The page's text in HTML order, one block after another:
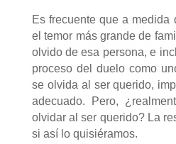
Es frecuente que a medida
el temor más grande de
olvido de esa persona, e
proceso del duelo como
se olvida al ser querido,
adecuado. Pero,
olvidar al ser querido? La
si así lo quisiéramos.